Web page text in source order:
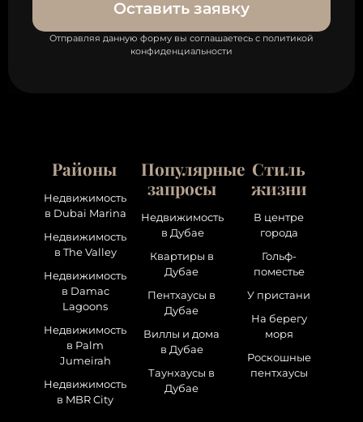
Оставить заявку
Отправляя данную форму вы соглашаетесь с политикой
конфиденциальности
Районы
Недвижимость
в Dubai Marina
Недвижимость
в The Valley
Недвижимость
в Damac
Lagoons
Недвижимость
в Palm
Jumeirah
Недвижимость
в MBR City
Популярные
запросы
Недвижимость
в Дубае
Квартиры в
Дубае
Пентхаусы в
Дубае
Виллы и дома
в Дубае
Таунхаусы в
Дубае
Стиль
жизни
В центре
города
Гольф-
поместье
У пристани
На берегу
моря
Роскошные
пентхаусы